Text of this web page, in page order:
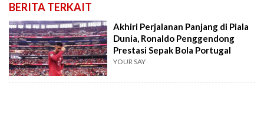
BERITA TERKAIT
Akhiri Perjalanan Panjang di Piala
Dunia, Ronaldo Penggendong
Prestasi Sepak Bola Portugal
YOUR SAY